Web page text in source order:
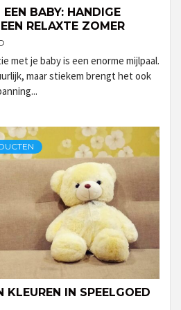
BABY: HANDIGE
RELAXTE ZOMER
met je baby is een enorme mijlpaal.
maar stiekem brengt het ook
KLEUREN IN SPEELGOED